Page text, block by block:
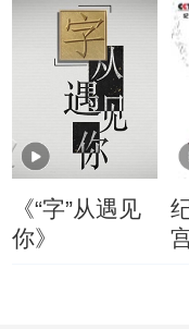
《“字”从遇见
你》